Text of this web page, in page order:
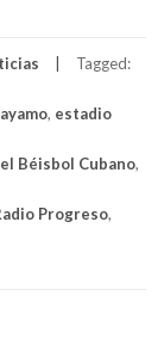
Tagged:
, estadio
Béisbol Cubano,
Progreso,